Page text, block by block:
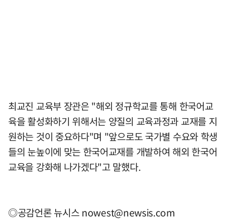
최교진 교육부 장관은 "해외 정규학교를 통해 한국어교
육을 활성화하기 위해서는 양질의 교육과정과 교재를 지
원하는 것이 중요하다"며 "앞으로도 국가별 수요와 학생
들의 눈높이에 맞는 한국어교재를 개발하여 해외 한국어
교육을 강화해 나가겠다"고 말했다.
◎공감언론 뉴시스nowest@newsis.com